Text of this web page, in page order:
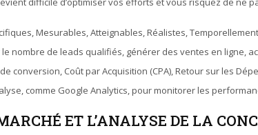
Mesurables, Atteignables, Réalistes,
le nombre de leads qualifiés, générer des ventes en ligne,
conversion, Coût par Acquisition (CPA), Retour sur les
comme Google Analytics, pour monitorer les
ET L’ANALYSE DE LA